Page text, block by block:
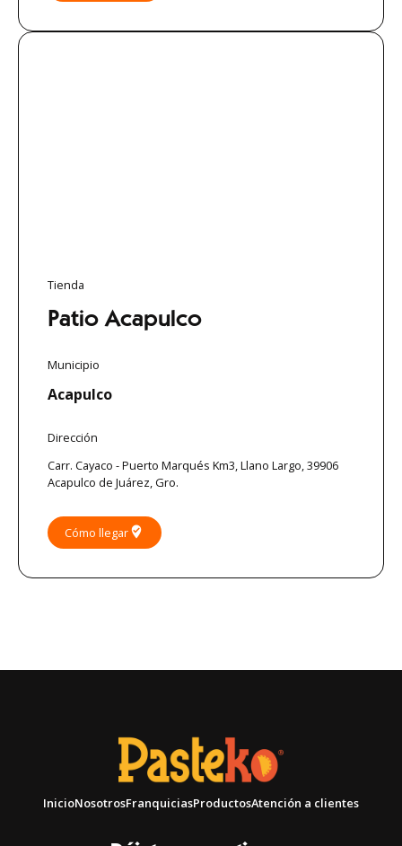
Tienda
Patio Acapulco
Municipio
Acapulco
Dirección
Carr. Cayaco - Puerto Marqués Km3, Llano Largo, 39906
Acapulco de Juárez, Gro.
Cómo llegarwhere_to_vote
InicioNosotrosFranquiciasProductosAtención a clientes